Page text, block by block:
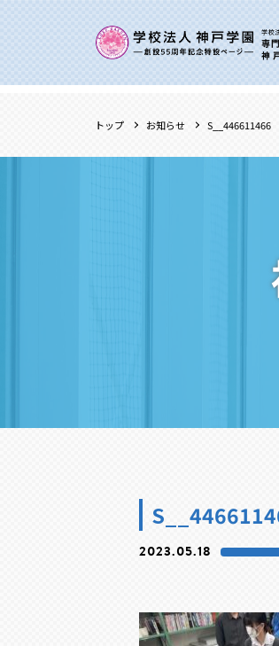
トップ お知らせ S__446611466
2023.05.18